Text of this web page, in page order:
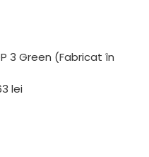
3 Green (Fabricat în
lei